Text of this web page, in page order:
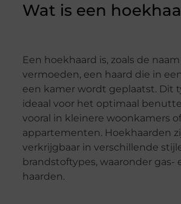
Wat is een
Een hoekhaard is, zoals de
vermoeden, een haard die in
een kamer wordt geplaatst. Dit
ideaal voor het optimaal
vooral in kleinere woonkamers of
appartementen. Hoekhaarden
verkrijgbaar in verschillende
brandstoftypes, waaronder gas-
haarden.